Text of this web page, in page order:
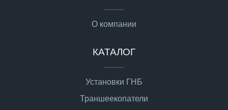
О компании
КАТАЛОГ
Установки ГНБ
Траншеекопатели